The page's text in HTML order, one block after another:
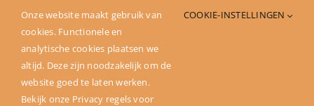
Deel dit verhaal
Onze website maakt gebruik van
cookies. Functionele en
analytische cookies plaatsen we
altijd. Deze zijn noodzakelijk om de
website goed te laten werken.
Bekijk onze Privacy regels voor
COOKIE-INSTELLINGEN